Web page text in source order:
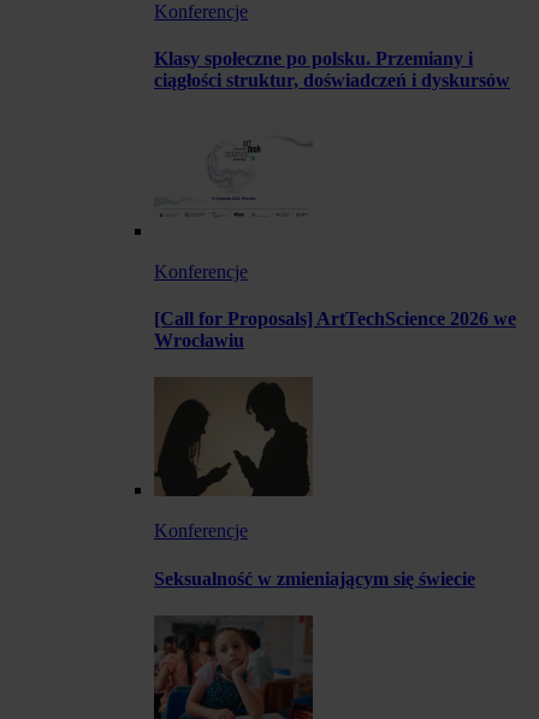
Konferencje
Klasy społeczne po polsku. Przemiany i
ciągłości struktur, doświadczeń i dyskursów
Konferencje
[Call for Proposals] ArtTechScience 2026 we
Wrocławiu
Konferencje
Seksualność w zmieniającym się świecie